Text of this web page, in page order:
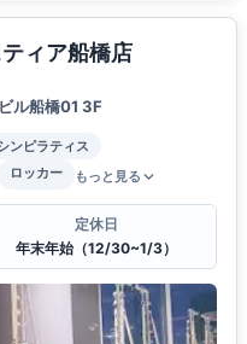
ィア船橋店
ル船橋01 3F
ンピラティス
ロッカー もっと見る
定休日
年末年始（12/30~1/3）